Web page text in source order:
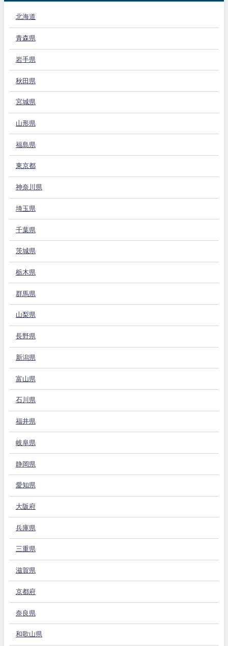
北海道
青森県
岩手県
秋田県
宮城県
山形県
福島県
東京都
神奈川県
埼玉県
千葉県
茨城県
栃木県
群馬県
山梨県
長野県
新潟県
富山県
石川県
福井県
岐阜県
静岡県
愛知県
大阪府
兵庫県
三重県
滋賀県
京都府
奈良県
和歌山県